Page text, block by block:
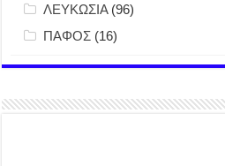
ΛΕΥΚΩΣΙΑ(96)
ΠΑΦΟΣ (16)